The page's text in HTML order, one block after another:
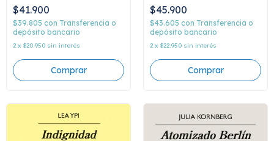
$41.900
$39.805 con Transferencia o
depósito bancario
2 x $20.950 sin interés
$45.900
$43.605 con Transferencia o
depósito bancario
2 x $22.950 sin interés